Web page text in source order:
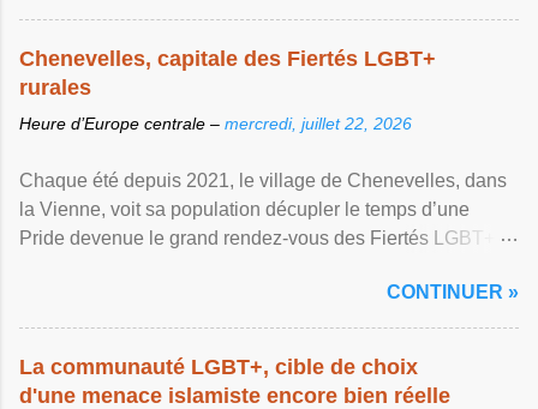
Chenevelles, capitale des Fiertés LGBT+
rurales
Heure d’Europe centrale – mercredi, juillet 22, 2026
Chaque été depuis 2021, le village de Chenevelles, dans
la Vienne, voit sa population décupler le temps d’une
Pride devenue le grand rendez-vous des Fiertés LGBT+
CONTINUER »
La communauté LGBT+, cible de choix
d'une menace islamiste encore bien réelle